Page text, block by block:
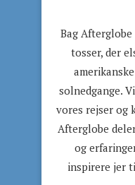
Bag Afterglobe
tosser, der
solnedgange.
vores rejser og
Afterglobe
og
inspirere jer